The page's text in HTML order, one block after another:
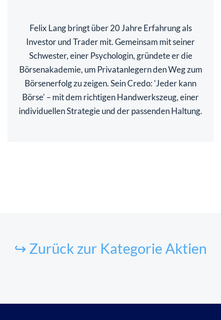
Felix Lang bringt über 20 Jahre Erfahrung als
Investor und Trader mit. Gemeinsam mit seiner
Schwester, einer Psychologin, gründete er die
Börsenakademie, um Privatanlegern den Weg zum
Börsenerfolg zu zeigen. Sein Credo: 'Jeder kann
Börse' – mit dem richtigen Handwerkszeug, einer
individuellen Strategie und der passenden Haltung.
↪ Zurück zur Kategorie Aktien